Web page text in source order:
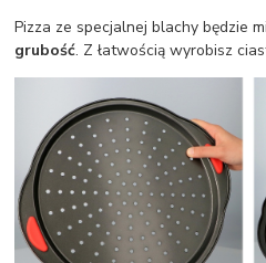
Pizza ze specjalnej blachy będzie
grubość. Z łatwością wyrobisz